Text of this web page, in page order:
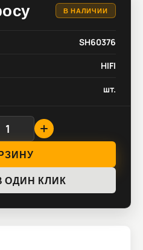
В НАЛИЧИИ
SH60376
HIFI
шт.
ОДИН КЛИК